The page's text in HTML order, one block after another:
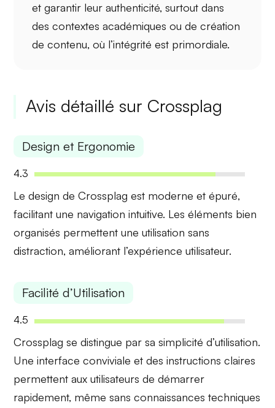
et garantir leur authenticité, surtout dans
des contextes académiques ou de création
de contenu, où l’intégrité est primordiale.
Avis détaillé sur Crossplag
Design et Ergonomie
4.3
Le design de Crossplag est moderne etépuré,
facilitant une navigation intuitive. Les éléments bien
organisés permettent une utilisation sans
distraction, améliorant l’expérience utilisateur.
Facilité d’Utilisation
4.5
Crossplag se distingue par sasimplicité d’utilisation.
Une interface conviviale et des instructions claires
permettent aux utilisateurs de démarrer
rapidement, même sans connaissances techniques